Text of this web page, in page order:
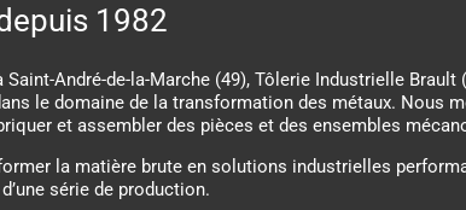
1982
André-de-la-Marche (49), Tôlerie Industrielle Brault
le domaine de la transformation des métaux. Nous
et assembler des pièces et des ensembles
la matière brute en solutions industrielles
série de production.